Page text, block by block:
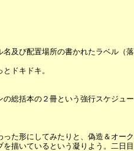
及び配置場所の書かれたラベル（
ドキドキ。
総括本の２冊という強行スケジュ
た形にしてみたりと、偽造＆オー
描いているという凝りよう。二日